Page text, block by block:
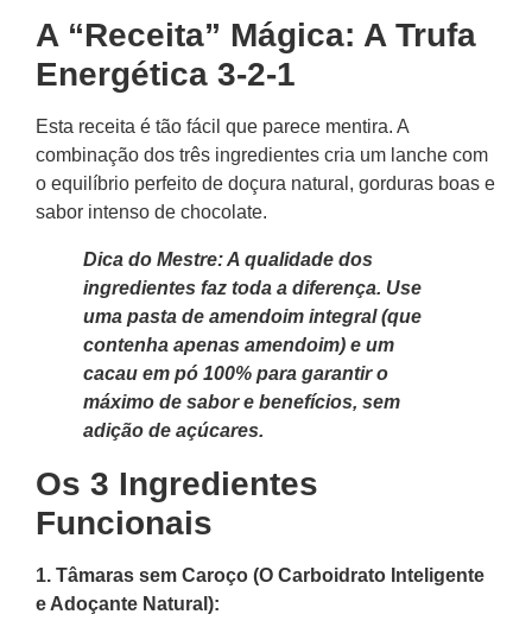
A “Receita” Mágica: A Trufa
Energética 3-2-1
Esta receita é tão fácil que parece mentira. A
combinação dos três ingredientes cria um lanche com
o equilíbrio perfeito de doçura natural, gorduras boas e
sabor intenso de chocolate.
Dica do Mestre: A qualidade dos
ingredientes faz toda a diferença. Use
uma pasta de amendoim integral (que
contenha apenas amendoim) e um
cacau em pó 100% para garantir o
máximo de sabor e benefícios, sem
adição de açúcares.
Os 3 Ingredientes
Funcionais
1. Tâmaras sem Caroço (O Carboidrato Inteligente
e Adoçante Natural):